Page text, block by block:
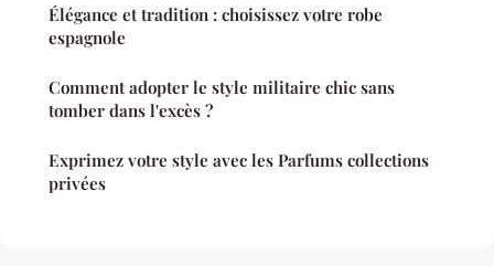
Élégance et tradition : choisissez votre robe
espagnole
Comment adopter le style militaire chic sans
tomber dans l'excès ?
Exprimez votre style avec les Parfums collections
privées